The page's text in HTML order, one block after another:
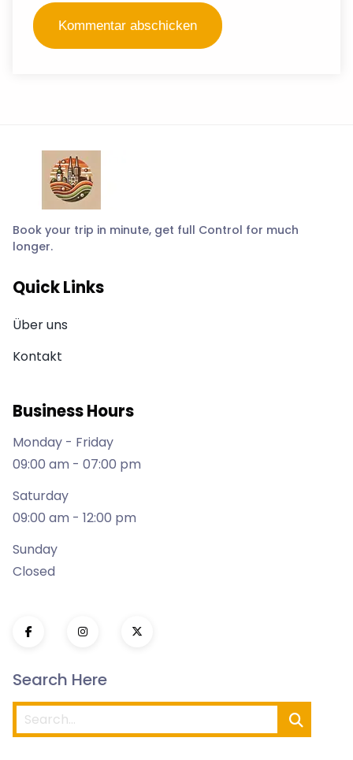
Book your trip in minute, get full Control for much
longer.
Quick Links
Über uns
Kontakt
Business Hours
Monday - Friday
09:00 am - 07:00 pm
Saturday
09:00 am - 12:00 pm
Sunday
Closed
Search Here